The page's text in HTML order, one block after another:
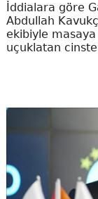
İddialara göre
Abdullah
ekibiyle
uçuklatan